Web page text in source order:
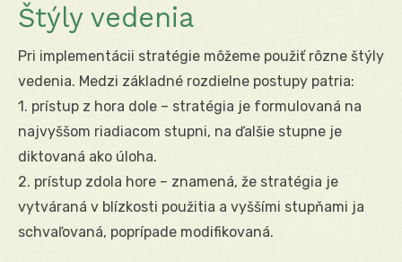
Štýly vedenia
Pri implementácii stratégie môžeme použiť rôzne štýly
vedenia. Medzi základné rozdielne postupy patria:
1. prístup z hora dole – stratégia je formulovaná na
najvyššom riadiacom stupni, na ďalšie stupne je
diktovaná ako úloha.
2. prístup zdola hore – znamená, že stratégia je
vytváraná v blízkosti použitia a vyššími stupňami ja
schvaľovaná, poprípade modifikovaná.